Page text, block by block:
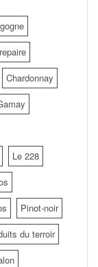
Chardonnay
Le 228
Pinot-noir
du terroir